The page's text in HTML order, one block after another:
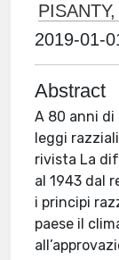
2019-01-
Abstract
A 80 anni
leggi
rivista La
al 1943 dal
i principi
paese il